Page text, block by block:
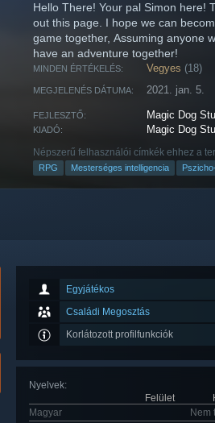
Hello There! Your pal Simon here!
out this page. I hope we can
game together, Assuming anyone
have an adventure together!
MINDEN ÉRTÉKELÉS: Vegyes (18)
MEGJELENÉS DÁTUMA: 2021. jan. 5.
FEJLESZTŐ: Magic Dog
KIADÓ: Magic Dog
Népszerű felhasználói címkék ehhez a
RPG Mesterséges intelligencia
Egyjátékos
Családi Megosztás
Korlátozott profilfunkciók
Nyelvek:
Felület
Magyar
Nem